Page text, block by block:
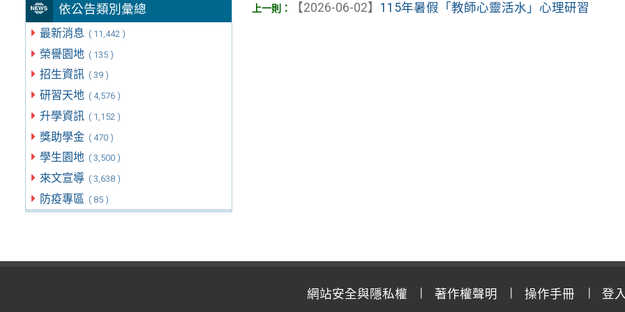
依公告類別彙總
最新消息 ( 11,442 )
榮譽園地 ( 135 )
招生資訊 ( 39 )
研習天地 ( 4,576 )
升學資訊 ( 1,152 )
獎助學金 ( 470 )
學生園地 ( 3,500 )
來文宣導 ( 3,638 )
防疫專區 ( 85 )
【2026-06-02】 115年暑假「教師心靈活水」心理研習
網站安全與隱私權 著作權聲明 操作手冊 登